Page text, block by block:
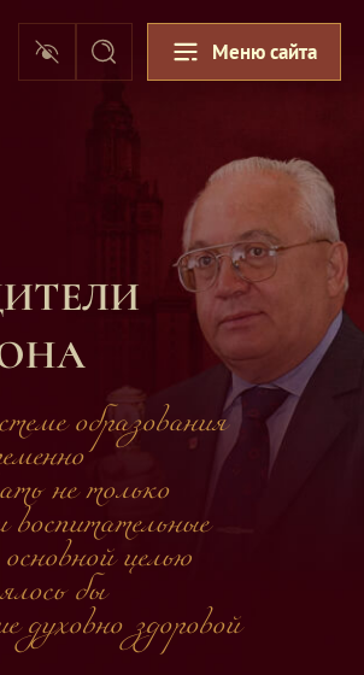
Меню сайта
образования
не только
воспитательные
целью
бы
духовно здоровой